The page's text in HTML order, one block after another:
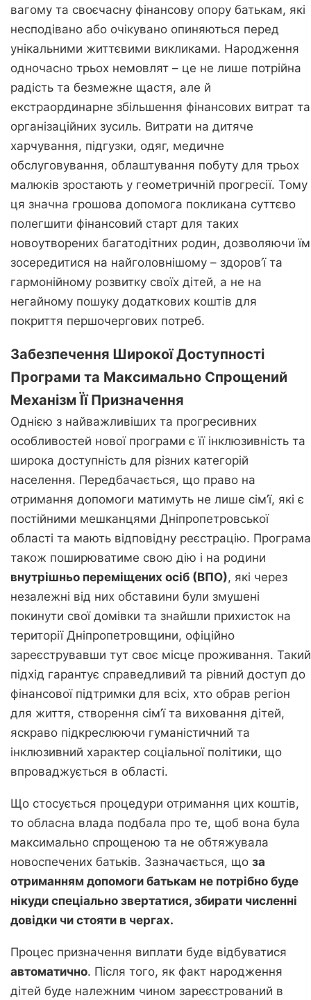
вагому та своєчасну фінансову опору батькам, які
несподівано або очікувано опиняються перед
унікальними життєвими викликами. Народження
одночасно трьох немовлят – це не лише потрійна
радість та безмежне щастя, але й
екстраординарне збільшення фінансових витрат та
організаційних зусиль. Витрати на дитяче
харчування, підгузки, одяг, медичне
обслуговування, облаштування побуту для трьох
малюків зростають у геометричній прогресії. Тому
ця значна грошова допомога покликана суттєво
полегшити фінансовий старт для таких
новоутворених багатодітних родин, дозволяючи їм
зосередитися на найголовнішому – здоров’ї та
гармонійному розвитку своїх дітей, а не на
негайному пошуку додаткових коштів для
покриття першочергових потреб.
Забезпечення Широкої Доступності
Програми та Максимально Спрощений
Механізм Її Призначення
Однією з найважливіших та прогресивних
особливостей нової програми є її інклюзивність та
широка доступність для різних категорій
населення. Передбачається, що право на
отримання допомоги матимуть не лише сім’ї, які є
постійними мешканцями Дніпропетровської
області та мають відповідну реєстрацію. Програма
також поширюватиме свою дію і на родини
внутрішньо переміщених осіб (ВПО), які через
незалежні від них обставини були змушені
покинути свої домівки та знайшли прихисток на
території Дніпропетровщини, офіційно
зареєструвавши тут своє місце проживання. Такий
підхід гарантує справедливий та рівний доступ до
фінансової підтримки для всіх, хто обрав регіон
для життя, створення сім’ї та виховання дітей,
яскраво підкреслюючи гуманістичний та
інклюзивний характер соціальної політики, що
впроваджується в області.
Що стосується процедури отримання цих коштів,
то обласна влада подбала про те, щоб вона була
максимально спрощеною та не обтяжувала
новоспечених батьків. Зазначається, що за
отриманням допомоги батькам не потрібно буде
нікуди спеціально звертатися, збирати численні
довідки чи стояти в чергах.
Процес призначення виплати буде відбуватися
автоматично. Після того, як факт народження
дітей буде належним чином зареєстрований в